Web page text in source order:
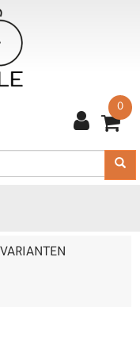
0
VARIANTEN